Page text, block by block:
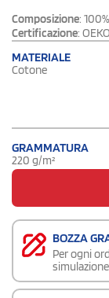
Composizione:
Certificazione:
MATERIALE
Cotone
GRAMMATURA
220 g/m²
BOZZA
Per ogni